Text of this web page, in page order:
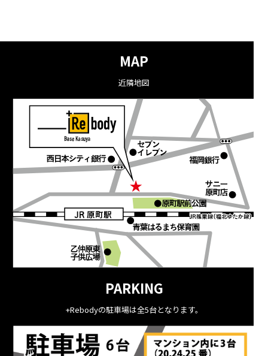
MAP
近隣地図
PARKING
+Rebodyの駐車場は全5台となります。